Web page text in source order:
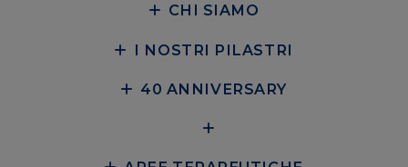
CHI SIAMO
I NOSTRI PILASTRI
40 ANNIVERSARY